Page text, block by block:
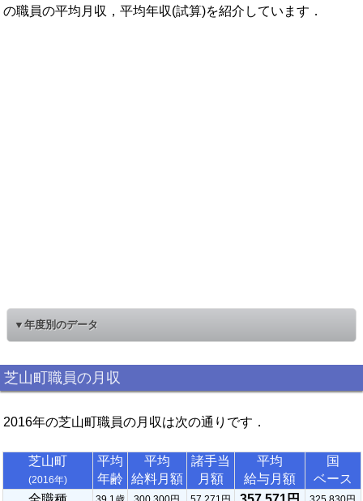
の職員の平均月収，平均年収(試算)を紹介しています．
▼年度別のデータ
芝山町職員の月収
2016年の芝山町職員の月収は次の通りです．
芝山町
(2016年)
平均
年齢
平均
給料月額
諸手当
月額
平均
給与月額
国
ベース